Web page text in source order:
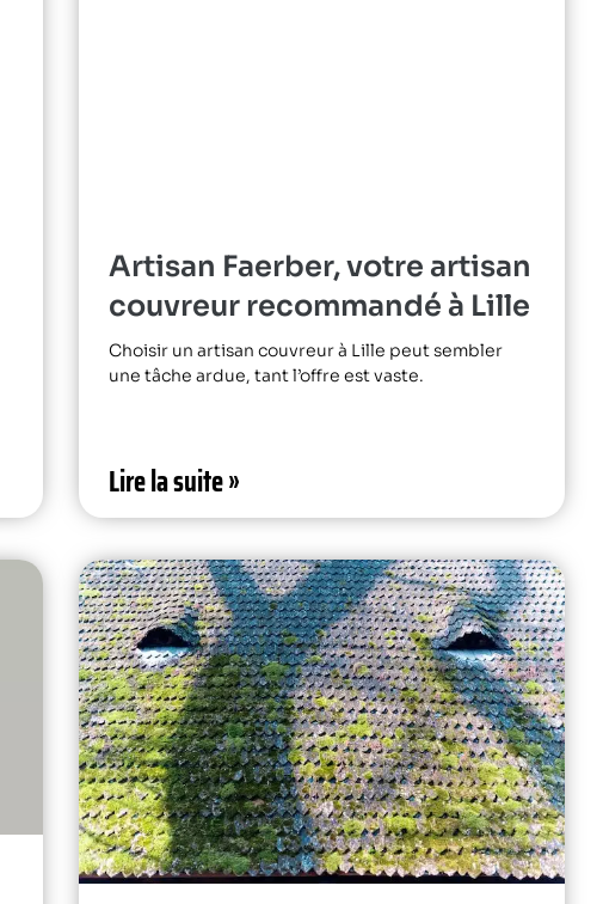
Artisan Faerber, votre artisan
couvreur recommandé à Lille
Choisir un artisan couvreur à Lille peut sembler
une tâche ardue, tant l’offre est vaste.
Lire la suite »